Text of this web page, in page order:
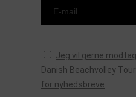
Jeg vil gerne
Danish Beachvolley
for nyhedsbreve